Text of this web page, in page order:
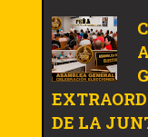
DE LA